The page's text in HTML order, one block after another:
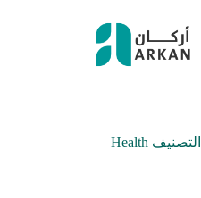
إلى
المحتوى
التصنيف